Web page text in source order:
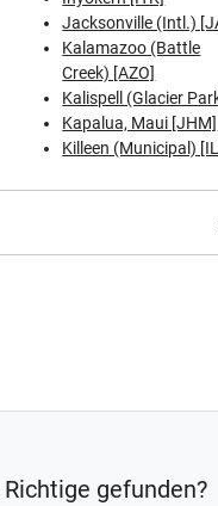
Jacksonville (Intl.)
Kalamazoo (Battle
Creek) [AZO]
Kalispell (Glacier
Kapalua, Maui [JHM]
Killeen (Municipal)
gefunden?